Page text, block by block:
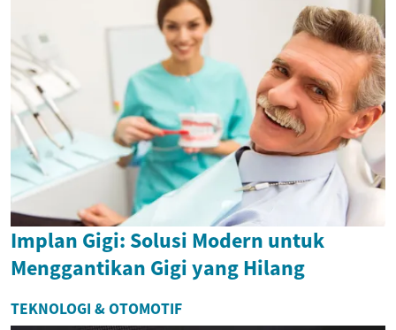
Implan Gigi: Solusi Modern untuk
Menggantikan Gigi yang Hilang
TEKNOLOGI & OTOMOTIF